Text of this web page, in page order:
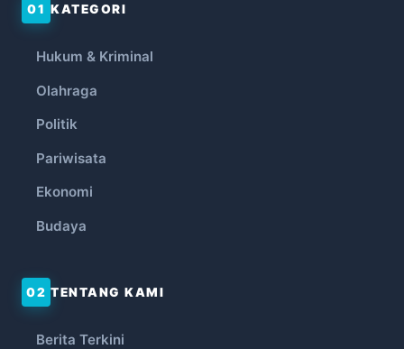
01 KATEGORI
Hukum & Kriminal
Olahraga
Politik
Pariwisata
Ekonomi
Budaya
02 TENTANG KAMI
Berita Terkini